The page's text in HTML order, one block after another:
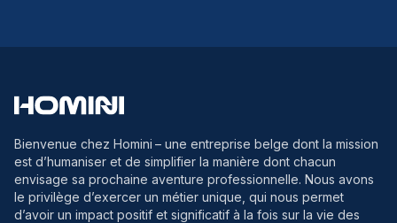
Bienvenue chez Homini – une entreprise belge dont la mission
est d’humaniser et de simplifier la manière dont chacun
envisage sa prochaine aventure professionnelle. Nous avons
le privilège d’exercer un métier unique, qui nous permet
d’avoir un impact positif et significatif à la fois sur la vie des